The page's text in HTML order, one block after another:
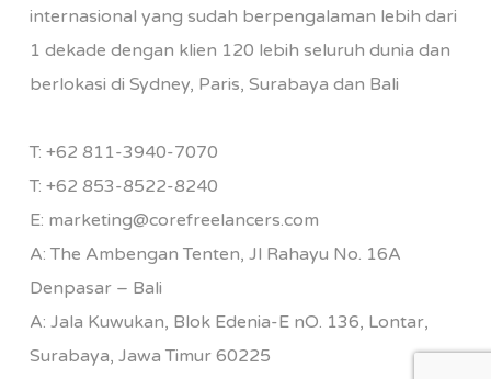
internasional yang sudah berpengalaman lebih dari
1 dekade dengan klien 120 lebih seluruh dunia dan
berlokasi di Sydney, Paris, Surabaya dan Bali
T: +62 811-3940-7070
T: +62 853-8522-8240
E: marketing@corefreelancers.com
A: The Ambengan Tenten, Jl Rahayu No. 16A
Denpasar – Bali
A: Jala Kuwukan, Blok Edenia-E nO. 136, Lontar,
Surabaya, Jawa Timur 60225